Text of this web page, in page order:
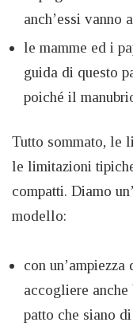
anch’essi vanno
le mamme ed i
guida di questo
poiché il
Tutto sommato, le
le limitazioni
compatti. Diamo
modello:
con
accogliere anche
patto che siano